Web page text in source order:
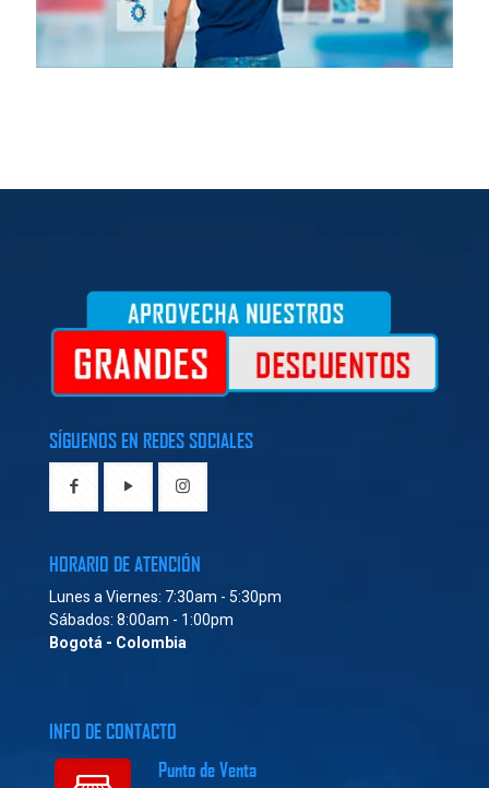
SÍGUENOS EN REDES SOCIALES
HORARIO DE ATENCIÓN
Lunes a Viernes: 7:30am - 5:30pm
Sábados: 8:00am - 1:00pm
Bogotá - Colombia
INFO DE CONTACTO
Punto de Venta